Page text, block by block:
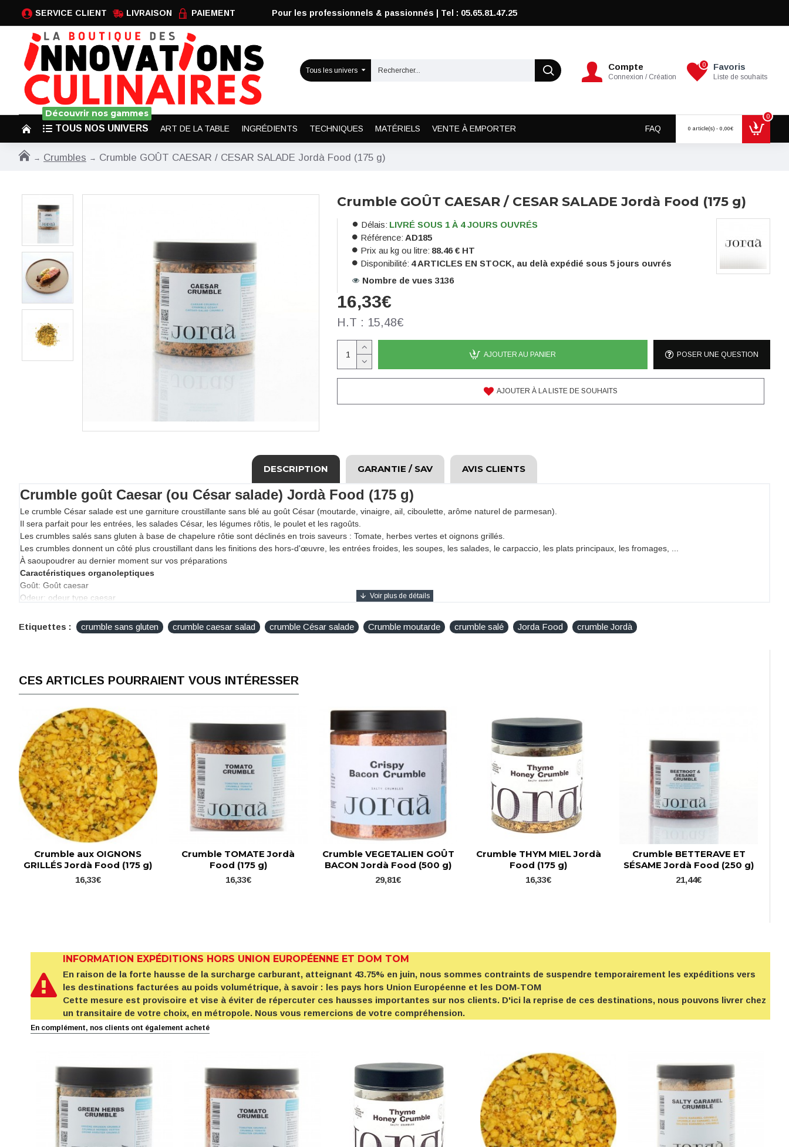
SERVICE CLIENT LIVRAISON PAIEMENT Pour les professionnels & passionnés | Tel : 05.65.81.47.25
Tous les univers Compte
Connexion / Création
Favoris
Liste de souhaits
0
TOUS NOS UNIVERS
Découvrir nos gammes
ART DE LA TABLE INGRÉDIENTS TECHNIQUES MATÉRIELS VENTE À EMPORTER FAQ 0 article(s) - 0,00€
0
Crumbles Crumble GOÛT CAESAR / CESAR SALADE Jordà Food (175 g)
Crumble GOÛT CAESAR / CESAR SALADE Jordà Food (175 g)
16,33€
H.T : 15,48€
Délais: LIVRÉ SOUS 1 À 4 JOURS OUVRÉS
Référence: AD185
Prix au kg ou litre: 88.46 € HT
Disponibilité: 4 ARTICLES EN STOCK, au delà expédié sous 5 jours ouvrés
Nombre de vues 3136
AJOUTER AU PANIER POSER UNE QUESTION
AJOUTER À LA LISTE DE SOUHAITS
DESCRIPTION GARANTIE / SAV AVIS CLIENTS
Crumble goût Caesar (ou César salade) Jordà Food (175 g)
Le crumble César salade est une garniture croustillante sans blé au goût César (moutarde, vinaigre, ail, ciboulette, arôme naturel de parmesan).
Il sera parfait pour les entrées, les salades César, les légumes rôtis, le poulet et les ragoûts.
Les crumbles salés sans gluten à base de chapelure rôtie sont déclinés en trois saveurs : Tomate, herbes vertes et oignons grillés.
Les crumbles donnent un côté plus croustillant dans les finitions des hors-d'œuvre, les entrées froides, les soupes, les salades, le carpaccio, les plats principaux, les fromages, ...
À saoupoudrer au dernier moment sur vos préparations
Caractéristiques organoleptiques
Goût: Goût caesar
Odeur: odeur type caesar
Texture: Texture Crispy - Croquante
Couleur: jaune foncé avec des pièces vertes (voir photo)
Allergènes : MOUTARDE - SÉSAME
Peut contenir des traces de soja et sulfites
Sans gluten
Vegan
OGM FREE
Valeurs nutritionnelles : (/100 gr)
Energie 1916 KJ458 Kcal
Graisses 22.2 g
Dont saturées 2.4 g
Glucides 53 g
Dont sucres 2.2 g
Protéines 11.5 g
fibres 5.3 gr
Conditionnement
Etiquettes : crumble sans gluten crumble caesar salad crumble César salade Crumble moutarde crumble salé Jorda Food crumble Jordà
CES ARTICLES POURRAIENT VOUS INTÉRESSER
Crumble aux OIGNONS
GRILLÉS Jordà Food (175 g)
16,33€
Crumble TOMATE Jordà
Food (175 g)
16,33€
Crumble VEGETALIEN GOÛT
BACON Jordà Food (500 g)
29,81€
Crumble THYM MIEL Jordà
Food (175 g)
16,33€
Crumble BETTERAVE ET
SÉSAME Jordà Food (250 g)
21,44€
INFORMATION EXPÉDITIONS HORS UNION EUROPÉENNE ET DOM TOM
En raison de la forte hausse de la surcharge carburant, atteignant 43.75% en juin, nous sommes contraints de suspendre temporairement les expéditions vers
les destinations facturées au poids volumétrique, à savoir : les pays hors Union Européenne et les DOM-TOM
Cette mesure est provisoire et vise à éviter de répercuter ces hausses importantes sur nos clients. D'ici la reprise de ces destinations, nous pouvons livrer chez
un transitaire de votre choix, en métropole. Nous vous remercions de votre compréhension.
En complément, nos clients ont également acheté